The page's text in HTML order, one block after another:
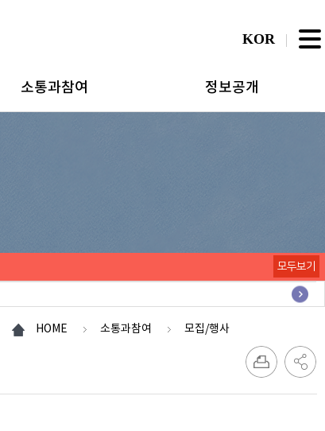
소통과참여 정보공개
KOR
모두보기
HOME 소통과참여 모집/행사